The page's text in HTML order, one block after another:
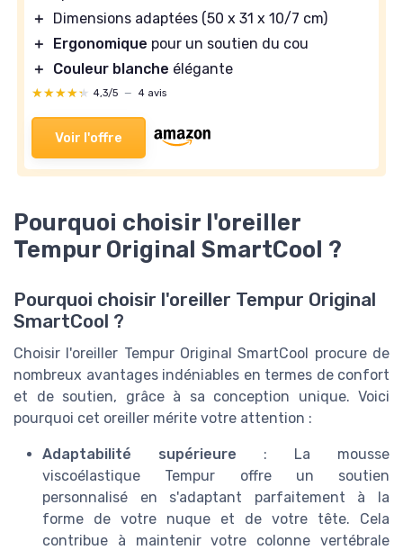
＋
Dimensions adaptées (50 x 31 x 10/7 cm)
＋
Ergonomique pour un soutien du cou
＋
Couleur blanche élégante
★★★★★
★★★★★ 4,3/5 — 4 avis
Voir l'offre
Pourquoi choisir l'oreiller
Tempur Original SmartCool ?
Pourquoi choisir l'oreiller Tempur Original
SmartCool ?
Choisir l'oreiller Tempur Original SmartCool procure de
nombreux avantages indéniables en termes de confort
et de soutien, grâce à sa conception unique. Voici
pourquoi cet oreiller mérite votre attention :
Adaptabilité supérieure : La mousse
viscoélastique Tempur offre un soutien
personnalisé en s'adaptant parfaitement à la
forme de votre nuque et de votre tête. Cela
contribue à maintenir votre colonne vertébrale